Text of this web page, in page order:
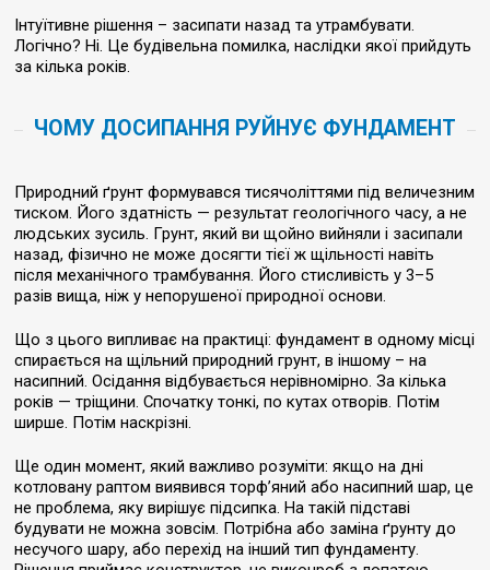
Інтуїтивне рішення – засипати назад та утрамбувати.
Логічно? Ні. Це будівельна помилка, наслідки якої прийдуть
за кілька років.
ЧОМУ ДОСИПАННЯ РУЙНУЄ ФУНДАМЕНТ
Природний ґрунт формувався тисячоліттями під величезним
тиском. Його здатність — результат геологічного часу, а не
людських зусиль. Грунт, який ви щойно вийняли і засипали
назад, фізично не може досягти тієї ж щільності навіть
після механічного трамбування. Його стисливість у 3–5
разів вища, ніж у непорушеної природної основи.
Що з цього випливає на практиці: фундамент в одному місці
спирається на щільний природний грунт, в іншому – на
насипний. Осідання відбувається нерівномірно. За кілька
років — тріщини. Спочатку тонкі, по кутах отворів. Потім
ширше. Потім наскрізні.
Ще один момент, який важливо розуміти: якщо на дні
котловану раптом виявився торф’яний або насипний шар, це
не проблема, яку вирішує підсипка. На такій підставі
будувати не можна зовсім. Потрібна або заміна ґрунту до
несучого шару, або перехід на інший тип фундаменту.